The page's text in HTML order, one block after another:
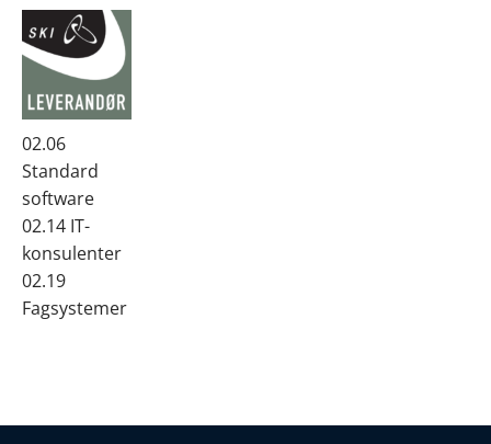
02.06
Standard
software
02.14 IT-
konsulenter
02.19
Fagsystemer